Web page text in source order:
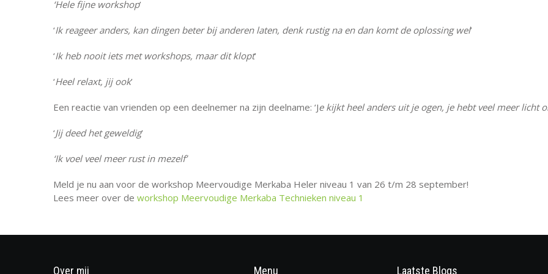
‘Hele fijne workshop’
‘Ik reageer anders, kan dingen beter bij anderen laten, denk rustig na en dan komt de oplossing wel’
‘Ik heb nooit iets met workshops, maar dit klopt’
‘Heel relaxt, jij ook’
Een reactie van vrienden op een deelnemer na zijn deelname: ‘Je kijkt heel anders uit je ogen, je hebt veel meer licht
‘Jij deed het geweldig’
‘Ik voel veel meer rust in mezelf’
Meld je nu aan voor de workshop Meervoudige Merkaba Heler niveau 1 van 26 t/m 28 september!
Lees meer over de workshop Meervoudige Merkaba Technieken niveau 1
Over mij Menu Laatste Blogs